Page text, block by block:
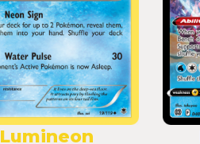
Lumineon